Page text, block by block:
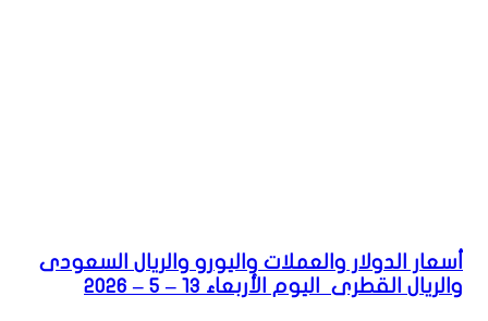
أسعار الدولار والعملات واليورو والريال السعودى
والريال القطرى اليوم الأربعاء 13 – 5 – 2026